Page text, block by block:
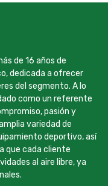
de 16 años de
dedicada a ofrecer
del segmento. A lo
como un referente
pasión y
variedad de
deportivo, así
que cada cliente
al aire libre, ya